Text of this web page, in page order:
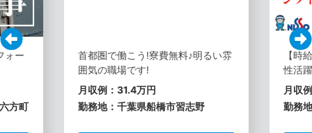
ォー
方町
首都圏で働こう!寮費無料♪明るい雰
囲気の職場です!
月収例：31.4万円
勤務地：千葉県船橋市習志野
【時
性活
月収
勤務